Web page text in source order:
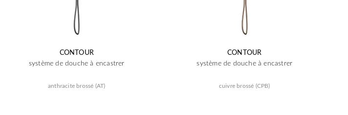
CONTOUR
système de douche à encastrer
anthracite brossé (AT)
CONTOUR
système de douche à encastrer
cuivre brossé (CPB)